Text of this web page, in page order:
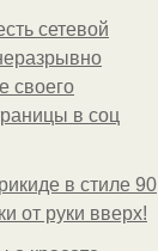
сетевой
своего
в соц
в стиле 90
от руки вверх!